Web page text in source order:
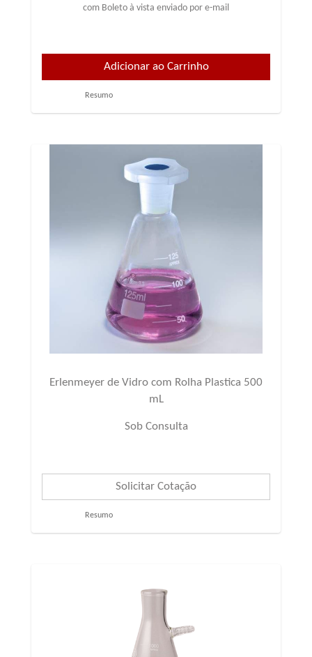
com Boleto à vista enviado por e-mail
Resumo
Erlenmeyer de Vidro com Rolha Plastica 500
mL
Sob Consulta
Resumo